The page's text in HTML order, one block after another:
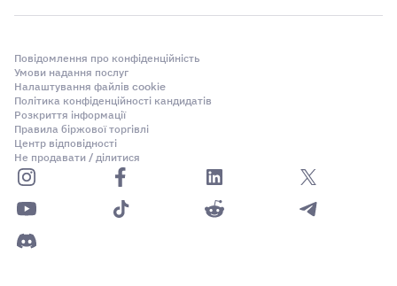
Повідомлення про конфіденційність
Умови надання послуг
Налаштування файлів cookie
Політика конфіденційності кандидатів
Розкриття інформації
Правила біржової торгівлі
Центр відповідності
Не продавати / ділитися